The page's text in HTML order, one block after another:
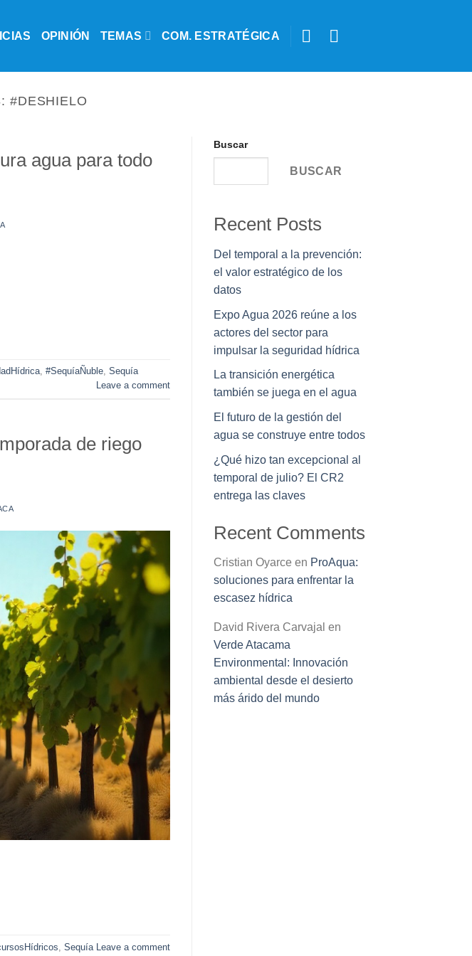
OPINIÓN TEMAS COM. ESTRATÉGICA
#DESHIELO
agua para todo
, #SequíaÑuble, Sequía
Leave a comment
de riego
Sequía Leave a comment
Buscar
BUSCAR
Recent Posts
Del temporal a la prevención:
el valor estratégico de los
datos
Expo Agua 2026 reúne a los
actores del sector para
impulsar la seguridad hídrica
La transición energética
también se juega en el agua
El futuro de la gestión del
agua se construye entre todos
¿Qué hizo tan excepcional al
temporal de julio? El CR2
entrega las claves
Recent Comments
Cristian Oyarce en ProAqua:
soluciones para enfrentar la
escasez hídrica
David Rivera Carvajal en
Verde Atacama
Environmental: Innovación
ambiental desde el desierto
más árido del mundo